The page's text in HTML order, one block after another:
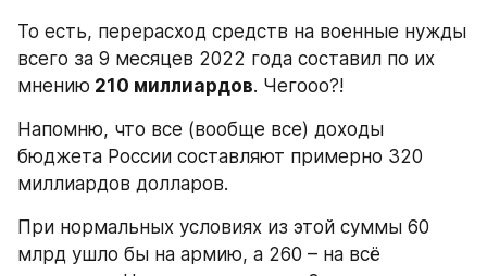
То есть, перерасход средств на военные нужды
всего за 9 месяцев 2022 года составил по их
мнению 210 миллиардов. Чегооо?!
Напомню, что все (вообще все) доходы
бюджета России составляют примерно 320
миллиардов долларов.
При нормальных условиях из этой суммы 60
млрд ушло бы на армию, а 260 – на всё